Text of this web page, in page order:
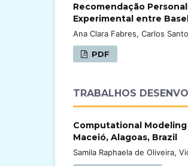
Recomendação
Experimental entre
Ana Clara Fabres, Carlos
PDF
TRABALHOS
Computational
Maceió, Alagoas, Brazil
Samila Raphaela de Oliveira,